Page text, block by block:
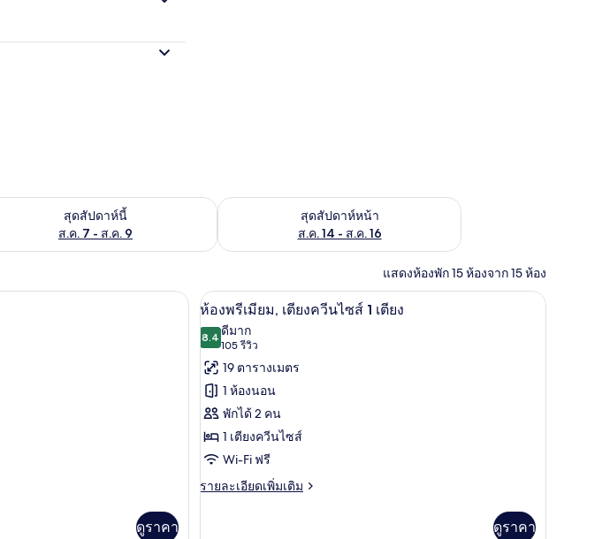
ค. 9
สุดสัปดาห์นี้
ส.ค. 7 - ส.ค. 9
สอบจำนวนห้องพักว่างในสุดสัปดาห์นี้ ส.ค. 7 - ส.ค. 9สุดสัปดาห์หน้า
ส.ค. 14 - ส.ค. 16
ตรวจสอบจำนวนห้องพักว่างในสุดสัปดาห์หน้า ส.ค. 14 - ส.ค. 16
แสดงห้องพัก 15 ห้องจาก 15 ห้อง
ตู้นิรภัยในห้องพัก, โต๊ะทำงาน, เตารีด/โต๊ะรีดผ้า, Wi-Fi ฟรี
ดูราคา
เปิด
ภาพถ่าย
ทั้งหมด
ของ
ห้อง
พรีเมียม,
เตียง
ควีน
ตู้นิรภัยในห้องพัก, โต๊ะทำงาน, เตารีด/โต๊ะรีดผ้
4
ห้องพรีเมียม, เตียงควีนไซส์ 1 เตียง
8.48.4 จาก 10
ดีมาก
105 รีวิว
(105
รีวิว)
19 ตารางเมตร
1 ห้องนอน
พักได้ 2 คน
1 เตียงควีนไซส์
Wi-Fi ฟรี
รายละเอียดเพิ่มเติม
ราย
ดูราคา